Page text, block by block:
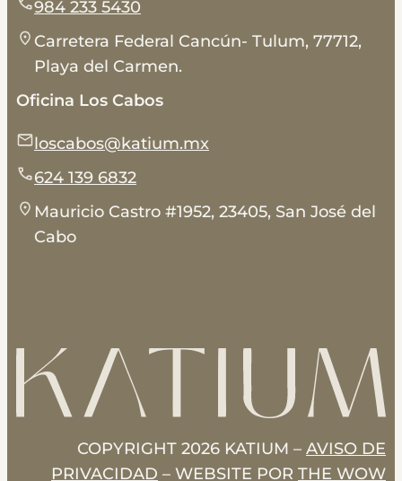
984 233 5430
Carretera Federal Cancún- Tulum, 77712,
Playa del Carmen.
Oficina Los Cabos
loscabos@katium.mx
624 139 6832
Mauricio Castro #1952, 23405, San José del
Cabo
COPYRIGHT 2026 KATIUM – AVISO DE
PRIVACIDAD – WEBSITE POR THE WOW